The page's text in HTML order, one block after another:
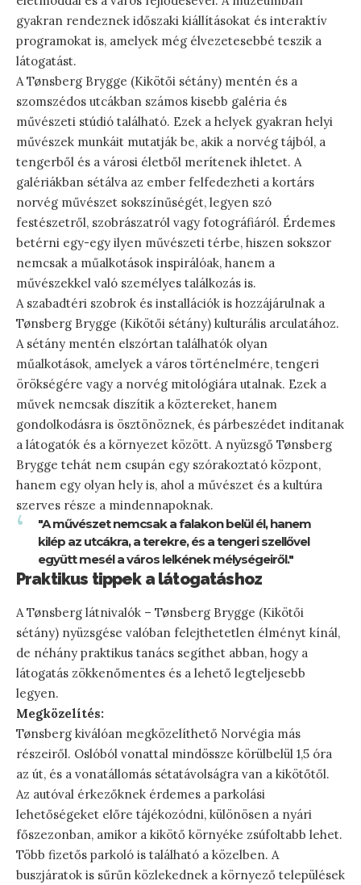
gyakran rendeznek időszaki kiállításokat és interaktív
programokat is, amelyek még élvezetesebbé teszik a
látogatást.
A Tønsberg Brygge (Kikötői sétány) mentén és a
szomszédos utcákban számos kisebb galéria és
művészeti stúdió található. Ezek a helyek gyakran helyi
művészek munkáit mutatják be, akik a norvég tájból, a
tengerből és a városi életből merítenek ihletet. A
galériákban sétálva az ember felfedezheti a kortárs
norvég művészet sokszínűségét, legyen szó
festészetről, szobrászatról vagy fotográfiáról. Érdemes
betérni egy-egy ilyen művészeti térbe, hiszen sokszor
nemcsak a műalkotások inspirálóak, hanem a
művészekkel való személyes találkozás is.
A szabadtéri szobrok és installációk is hozzájárulnak a
Tønsberg Brygge (Kikötői sétány) kulturális arculatához.
A sétány mentén elszórtan találhatók olyan
műalkotások, amelyek a város történelmére, tengeri
örökségére vagy a norvég mitológiára utalnak. Ezek a
művek nemcsak díszítik a köztereket, hanem
gondolkodásra is ösztönöznek, és párbeszédet indítanak
a látogatók és a környezet között. A nyüzsgő Tønsberg
Brygge tehát nem csupán egy szórakoztató központ,
hanem egy olyan hely is, ahol a művészet és a kultúra
szerves része a mindennapoknak.
"A művészet nemcsak a falakon belül él, hanem
kilép az utcákra, a terekre, és a tengeri szellővel
együtt mesél a város lelkének mélységeiről."
Praktikus tippek a látogatáshoz
A Tønsberg látnivalók – Tønsberg Brygge (Kikötői
sétány) nyüzsgése valóban felejthetetlen élményt kínál,
de néhány praktikus tanács segíthet abban, hogy a
látogatás zökkenőmentes és a lehető legteljesebb
legyen.
Megközelítés:
Tønsberg kiválóan megközelíthető Norvégia más
részeiről. Oslóból vonattal mindössze körülbelül 1,5 óra
az út, és a vonatállomás sétatávolságra van a kikötőtől.
Az autóval érkezőknek érdemes a parkolási
lehetőségeket előre tájékozódni, különösen a nyári
főszezonban, amikor a kikötő környéke zsúfoltabb lehet.
Több fizetős parkoló is található a közelben. A
buszjáratok is sűrűn közlekednek a környező települések